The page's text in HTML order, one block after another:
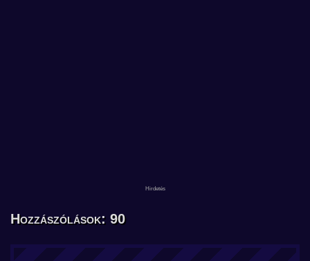
Hozzászólások: 90